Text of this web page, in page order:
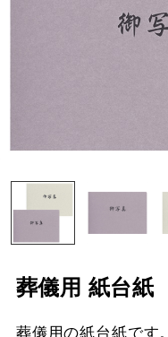
葬儀用 紙台紙
葬儀用の紙台紙です。